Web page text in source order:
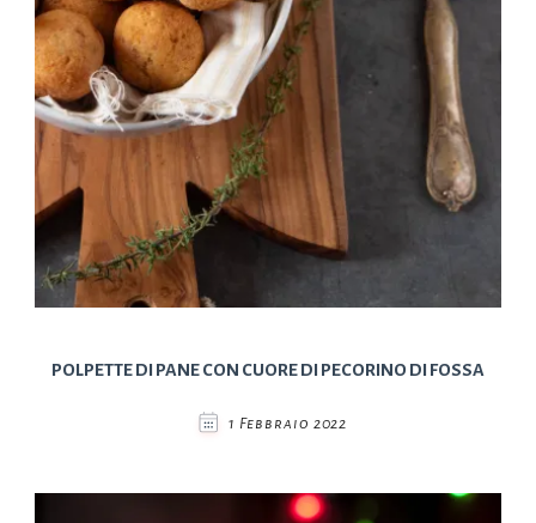
POLPETTE DI PANE CON CUORE DI PECORINO DI FOSSA
1 Febbraio 2022